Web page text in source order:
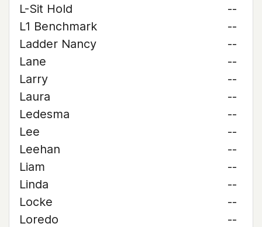
L-Sit Hold
--
L1 Benchmark
--
Ladder Nancy
--
Lane
--
Larry
--
Laura
--
Ledesma
--
Lee
--
Leehan
--
Liam
--
Linda
--
Locke
--
Loredo
--